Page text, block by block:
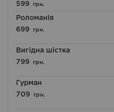
Оцінено в
599 грн.
Роломанія
699
грн.
Вигідна шістка
799
грн.
Гурман
709
грн.